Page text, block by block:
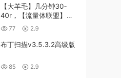
【大羊毛】几分钟30-
40r，【流量体联盟】，
可以矩阵，操作无脑简单
77 2.9
布丁扫描v3.5.3.2高级版
85 2.9